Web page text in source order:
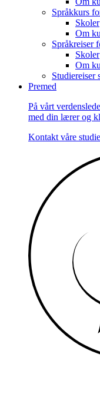
Språkkurs
Skoler
Om
Språkreiser
Skoler
Om
Studiereiser
Premed
På vårt
med din lærer og
Kontakt våre